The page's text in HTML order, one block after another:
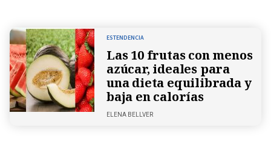
ESTENDENCIA
Las 10 frutas con menos
azúcar, ideales para
una dieta equilibrada y
baja en calorías
ELENA BELLVER